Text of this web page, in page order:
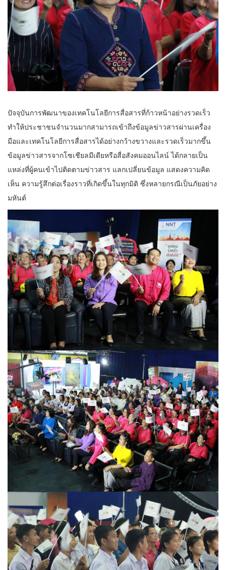
ปัจจุบันการพัฒนาของเทคโนโลยีการสื่อสารที่ก้าวหน้าอย่างรวดเร็ว
ทำให้ประชาชนจำนวนมากสามารถเข้าถึงข้อมูลข่าวสารผ่านเครื่อง
มือและเทคโนโลยีการสื่อสารได้อย่างกว้างขวางและรวดเร็วมากขึ้น
ข้อมูลข่าวสารจากโซเชียลมีเดียหรือสื่อสังคมออนไลน์ ได้กลายเป็น
แหล่งที่ผู้คนเข้าไปติดตามข่าวสาร แลกเปลี่ยนข้อมูล แสดงความคิด
เห็น ความรู้สึกต่อเรื่องราวที่เกิดขึ้นในทุกมิติ ซึ่งหลายกรณีเป็นภัยอย่าง
มหันต์